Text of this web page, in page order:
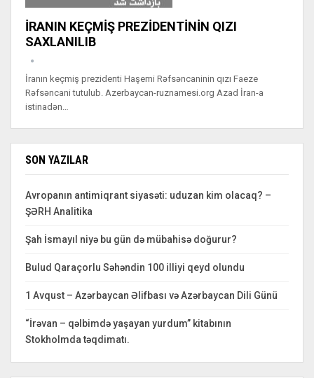
İRANIN KEÇMİŞ PREZİDENTİNİN QIZI
SAXLANILIB
İranın keçmiş prezidenti Haşemi Rəfsəncaninin qızı Faeze
Rəfsəncani tutulub. Azerbaycan-ruznamesi.org Azad İran-a
istinadən…
SON YAZILAR
Avropanın antimiqrant siyasəti: uduzan kim olacaq? –
ŞƏRH Analitika
Şah İsmayıl niyə bu gün də mübahisə doğurur?
Bulud Qaraçorlu Səhəndin 100 illiyi qeyd olundu
1 Avqust – Azərbaycan Əlifbası və Azərbaycan Dili Günü
“İrəvan – qəlbimdə yaşayan yurdum” kitabının
Stokholmda təqdimatı.